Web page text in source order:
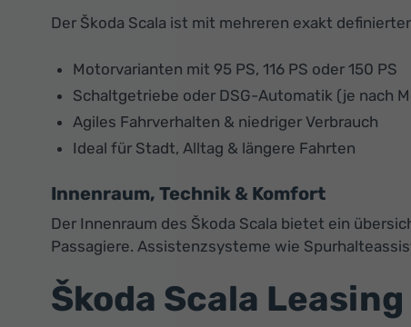
Der Škoda Scala ist mit mehreren exakt
Motorvarianten mit 95 PS, 116 PS oder 150 PS
Schaltgetriebe oder DSG-Automatik (je nach
Agiles Fahrverhalten & niedriger Verbrauch
Ideal für Stadt, Alltag & längere Fahrten
Innenraum, Technik & Komfort
Der Innenraum des Škoda Scala bietet ein
Passagiere. Assistenzsysteme wie
Škoda Scala